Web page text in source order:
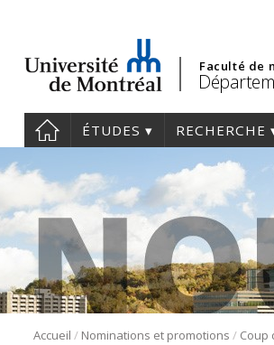
Faculté de
ÉTUDES RECHERCHE
Accueil / Nominations et promotions /